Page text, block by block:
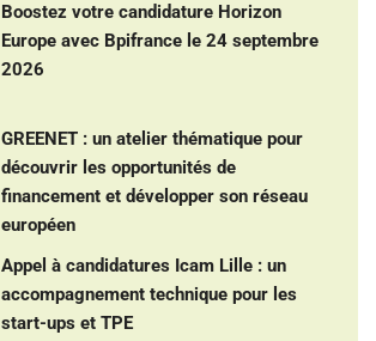
Boostez votre candidature Horizon
Europe avec Bpifrance le 24 septembre
2026
GREENET : un atelier thématique pour
découvrir les opportunités de
financement et développer son réseau
européen
Appel à candidatures Icam Lille : un
accompagnement technique pour les
start-ups et TPE